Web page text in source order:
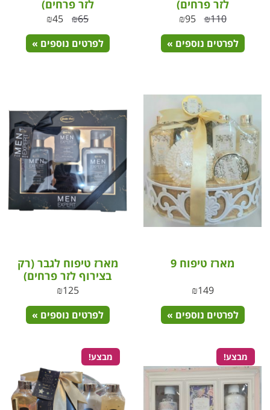
לזר פרחים)
₪110
₪95
לפרטים נוספים »
לזר פרחים)
₪65
₪45
לפרטים נוספים »
מארז טיפוח 9
₪149
לפרטים נוספים »
מארז טיפוח לגבר (רק
בצירוף לזר פרחים)
₪125
לפרטים נוספים »
מבצע! מבצע!